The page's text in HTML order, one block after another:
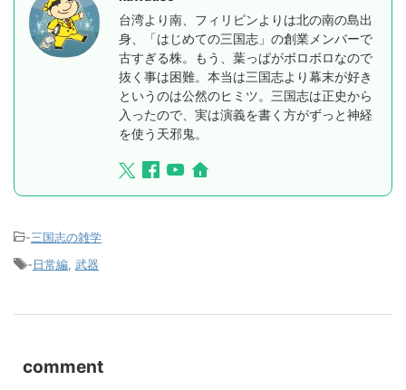
台湾より南、フィリピンよりは北の南の島出
身、「はじめての三国志」の創業メンバーで
古すぎる株。もう、葉っぱがボロボロなので
抜く事は困難。本当は三国志より幕末が好き
というのは公然のヒミツ。三国志は正史から
入ったので、実は演義を書く方がずっと神経
を使う天邪鬼。
-三国志の雑学
-日常編 武器
comment